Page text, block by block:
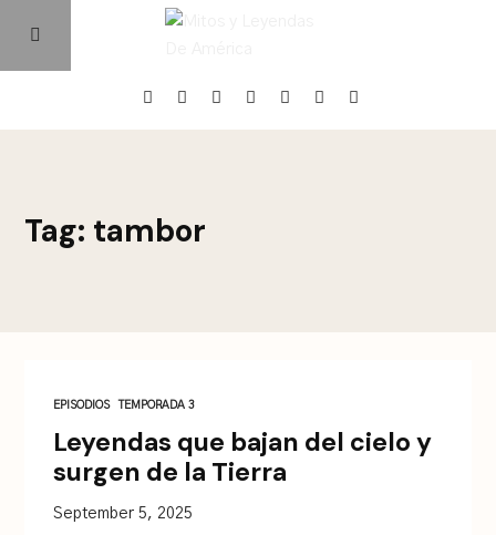
Episodios
Tag: tambor
EPISODIOS TEMPORADA 3
Leyendas que bajan del cielo y
surgen de la Tierra
September 5, 2025